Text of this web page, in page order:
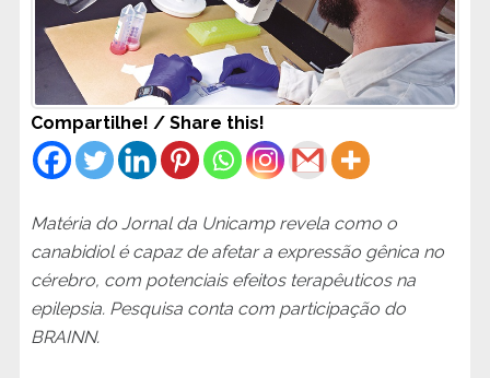
Compartilhe! / Share this!
Matéria do Jornal da Unicamp revela como o
canabidiol é capaz de afetar a expressão gênica no
cérebro, com potenciais efeitos terapêuticos na
epilepsia. Pesquisa conta com participação do
BRAINN.